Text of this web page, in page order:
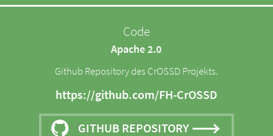
Code
Apache 2.0
Github Repository des CrOSSD Projekts.
https://github.com/FH-CrOSSD
GITHUB REPOSITORY